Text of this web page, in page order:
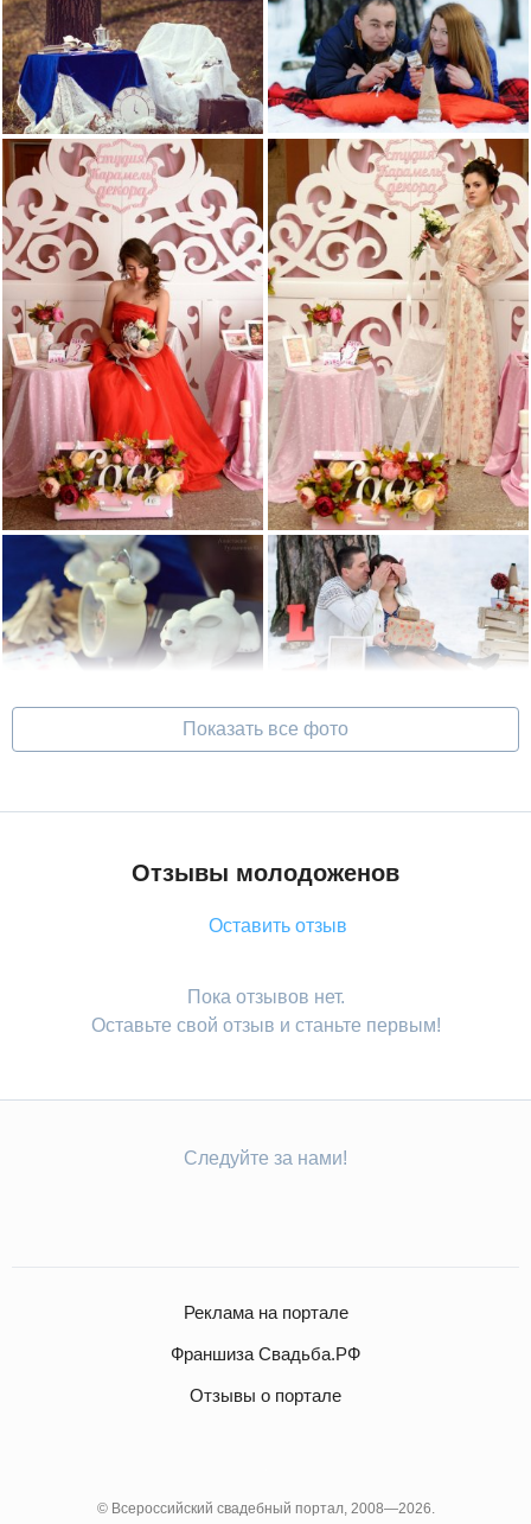
Показать все фото
Отзывы молодоженов
Оставить отзыв
Пока отзывов нет.
Оставьте свой отзыв и станьте первым!
Следуйте за нами!
Реклама на портале
Франшиза Свадьба.РФ
Отзывы о портале
© Всероссийский свадебный портал, 2008—2026.